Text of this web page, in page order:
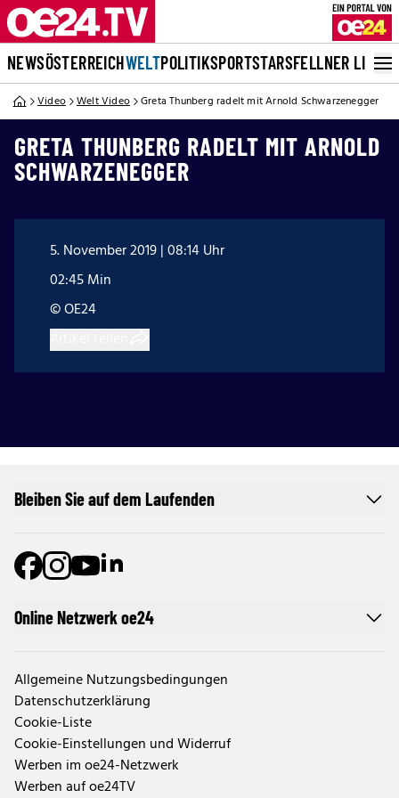
NEWSÖSTERREICHWELTPOLITIKSPORTSTARSFELLNER LIVE
Video Welt Video Greta Thunberg radelt mit Arnold Schwarzenegger
GRETA THUNBERG RADELT MIT ARNOLD
SCHWARZENEGGER
5. November 2019 | 08:14 Uhr
02:45 Min
© OE24
Online Netzwerk oe24
Allgemeine Nutzungsbedingungen
Datenschutzerklärung
Cookie-Liste
Cookie-Einstellungen und Widerruf
Werben im oe24-Netzwerk
Werben auf oe24TV
Bleiben Sie auf dem Laufenden